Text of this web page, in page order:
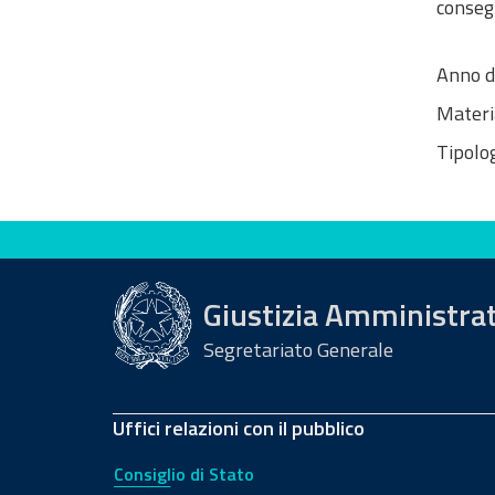
Anno
Valuta questo sito
Giustizia
Segretariato Generale
Uffici relazioni con il pubblico
Consiglio di Stato